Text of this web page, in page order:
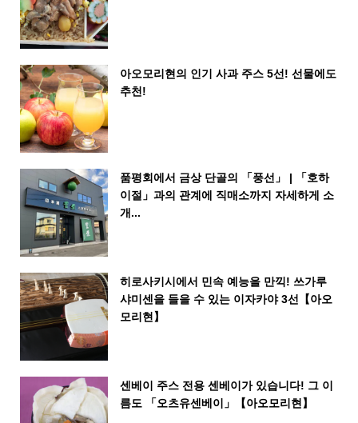
아오모리현의 인기 사과 주스 5선! 선물에도
추천!
품평회에서 금상 단골의 「풍선」 | 「호하
이절」과의 관계에 직매소까지 자세하게 소
개...
히로사키시에서 민속 예능을 만끽! 쓰가루
샤미센을 들을 수 있는 이자카야 3선【아오
모리현】
센베이 주스 전용 센베이가 있습니다! 그 이
름도 「오츠유센베이」【아오모리현】